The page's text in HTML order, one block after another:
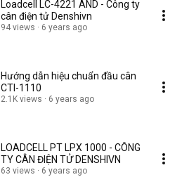
Loadcell LC-4221 AND - Công ty
cân điện tử Denshivn
94 views 6 years ago
Hướng dẫn hiệu chuẩn đầu cân
CTI-1110
2.1K views 6 years ago
LOADCELL PT LPX 1000 - CÔNG
TY CÂN ĐIỆN TỬ DENSHIVN
63 views 6 years ago